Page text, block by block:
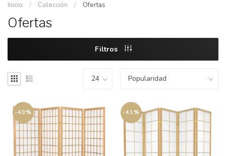
Inicio / Colección / Ofertas
Ofertas
Filtros
-40% -41%